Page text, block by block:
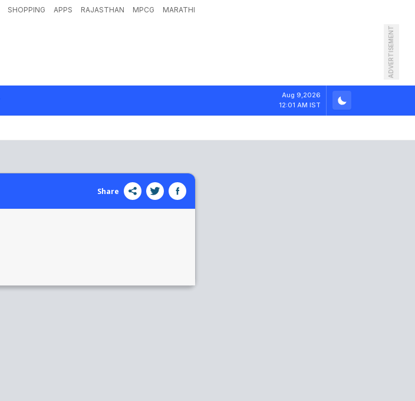
SHOPPING APPS RAJASTHAN MPCG MARATHI
ADVERTISEMENT
Aug 9,2026
12:01 AM IST
Share